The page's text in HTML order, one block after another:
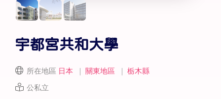
宇都宮共和大學
所在地區 日本 ｜ 關東地區 ｜ 栃木縣
公私立